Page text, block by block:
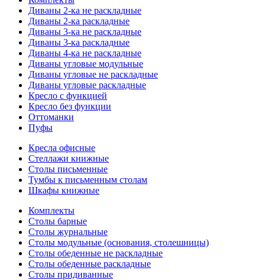
Диваны 2-ка не раскладные
Диваны 2-ка раскладные
Диваны 3-ка не раскладные
Диваны 3-ка раскладные
Диваны 4-ка не раскладные
Диваны угловые модульные
Диваны угловые не раскладные
Диваны угловые раскладные
Кресло с функцией
Кресло без функции
Оттоманки
Пуфы
Кресла офисные
Стеллажи книжные
Столы письменные
Тумбы к письменным столам
Шкафы книжные
Комплекты
Столы барные
Столы журнальные
Столы модульные (основания, столешницы)
Столы обеденные не раскладные
Столы обеденные раскладные
Столы придиванные